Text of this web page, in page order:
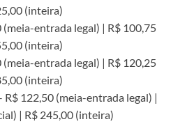
(inteira)
(meia-entrada legal) | R$ 100,75
(inteira)
(meia-entrada legal) | R$ 120,25
(inteira)
R$ 122,50 (meia-entrada legal) |
| R$ 245,00 (inteira)